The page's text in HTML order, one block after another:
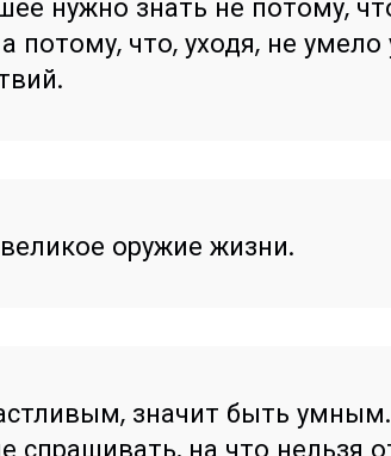
потому, что, уходя, не умело
оружие жизни.
значит быть